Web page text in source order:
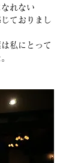
れない
ておりまし
私にとって